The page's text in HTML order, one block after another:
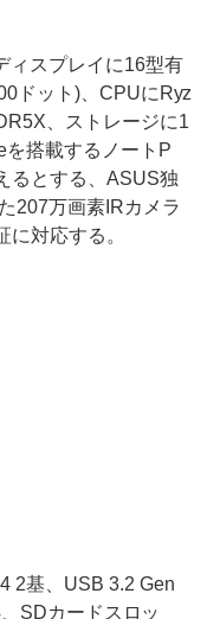
スプレイに16型有
ドット)、CPUにRyz
、ストレージに1
搭載するノートP
るとする、ASUS独
207万画素IRカメラ
対応する。
2基、USB 3.2 Gen
SDカードスロッ